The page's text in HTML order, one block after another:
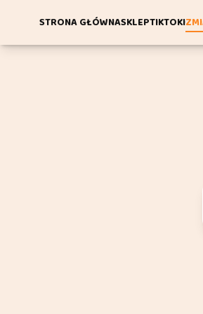
STRONA GŁÓWNASKLEPTIKTOKI